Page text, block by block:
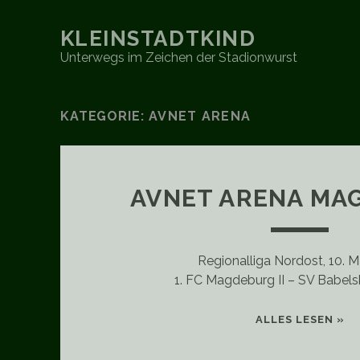
KLEINSTADTKIND
Unterwegs im Zeichen der Stadionwurst
KATEGORIE:AVNET ARENA
AVNET ARENA
Regionalliga Nordost, 10.
1. FC Magdeburg II – SV
ALLES LESEN »